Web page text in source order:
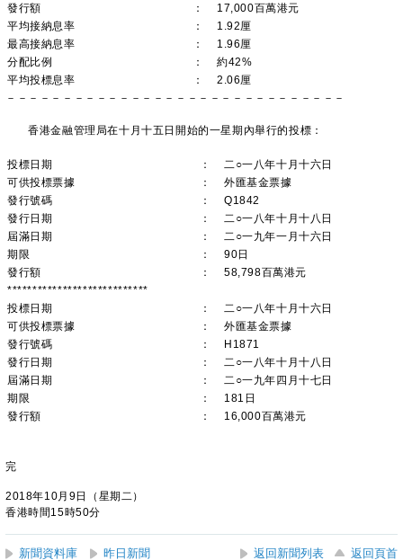
發行額
：
17,000百萬港元
平均接納息率
：
1.92厘
最高接納息率
：
1.96厘
分配比例
：
約42%
平均投標息率
：
2.06厘
－－－－－－－－－－－－－－－－－－－－－－－－－－－－－－
香港金融管理局在十月十五日開始的一星期內舉行的投標：
投標日期 ：
二○一八年十月十六日
可供投標票據
：
外匯基金票據
發行號碼
：
Q1842
發行日期
：
二○一八年十月十八日
屆滿日期
：
二○一九年一月十六日
期限
：
90日
發行額
：
58,798百萬港元
****************************
投標日期
：
二○一八年十月十六日
可供投標票據
：
外匯基金票據
發行號碼
：
H1871
發行日期
：
二○一八年十月十八日
屆滿日期
：
二○一九年四月十七日
期限
：
181日
發行額
： 16,000百萬港元
完
2018年10月9日（星期二）
香港時間15時50分
新聞資料庫 昨日新聞 返回新聞列表 返回頁首